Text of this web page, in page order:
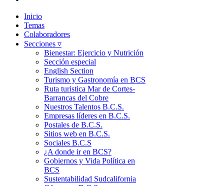
Inicio
Temas
Colaboradores
Secciones ▿
Bienestar: Ejercicio y Nutrición
Sección especial
English Section
Turismo y Gastronomía en BCS
Ruta turistica Mar de Cortes-
Barrancas del Cobre
Nuestros Talentos B.C.S.
Empresas líderes en B.C.S.
Postales de B.C.S.
Sitios web en B.C.S.
Sociales B.C.S
¿A donde ir en BCS?
Gobiernos y Vida Política en
BCS
Sustentabilidad Sudcalifornia